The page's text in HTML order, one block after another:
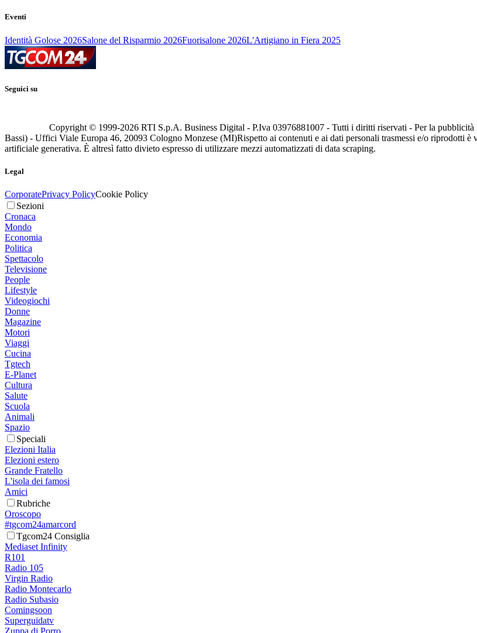
Eventi
Identità Golose 2026Salone del Risparmio 2026Fuorisalone 2026L'Artigiano in Fiera 2025
Seguici su
Copyright © 1999-2026 RTI S.p.A. Business Digital - P.Iva 03976881007 - Tutti i diritti riservati - Per la
Bassi) - Uffici Viale Europa 46, 20093 Cologno Monzese (MI)Rispetto ai contenuti e ai dati personali trasmessi e/o riprodotti
artificiale generativa. È altresì fatto divieto espresso di utilizzare mezzi automatizzati di data scraping.
Legal
CorporatePrivacy PolicyCookie Policy
Sezioni
Cronaca
Mondo
Economia
Politica
Spettacolo
Televisione
People
Lifestyle
Videogiochi
Donne
Magazine
Motori
Viaggi
Cucina
Tgtech
E-Planet
Cultura
Salute
Scuola
Animali
Spazio
Speciali
Elezioni Italia
Elezioni estero
Grande Fratello
L'isola dei famosi
Amici
Rubriche
Oroscopo
#tgcom24amarcord
Tgcom24 Consiglia
Mediaset Infinity
R101
Radio 105
Virgin Radio
Radio Montecarlo
Radio Subasio
Comingsoon
Superguidatv